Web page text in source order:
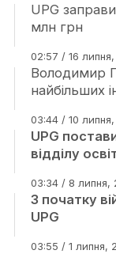
UPG
млн грн
02:57 / 16
Володимир
найбільших
03:44 / 10
UPG
відділу
03:34 / 8 липня,
З початку
UPG
03:55 / 1 липня,